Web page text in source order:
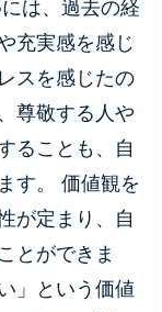
は、過去の経
充実感を感じ
スを感じたの
尊敬する人や
ることも、自
す。 価値観を
が定まり、自
とができま
」という価値